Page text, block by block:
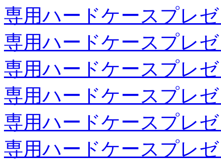
専用ハードケースプレ
専用ハードケースプレ
専用ハードケースプレ
専用ハードケースプレ
専用ハードケースプレ
専用ハードケースプレ